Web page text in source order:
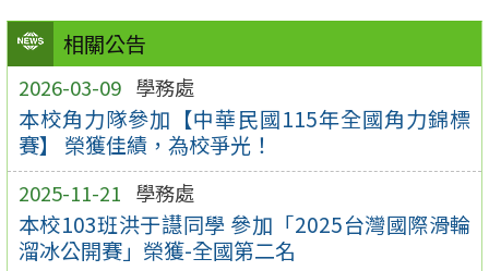
相關公告
2026-03-09 學務處
本校角力隊參加【中華民國115年全國角力錦標
賽】 榮獲佳績，為校爭光！
2025-11-21 學務處
本校103班洪于譿同學 參加「2025台灣國際滑輪
溜冰公開賽」榮獲-全國第二名